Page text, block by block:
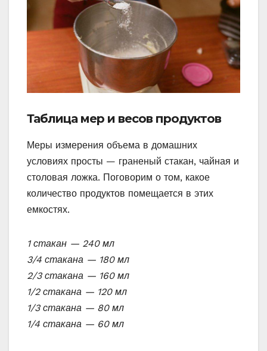
Таблица мер и весов продуктов
Меры измерения объема в домашних
условиях просты — граненый стакан, чайная и
столовая ложка. Поговорим о том, какое
количество продуктов помещается в этих
емкостях.
1 стакан — 240 мл
3/4 стакана — 180 мл
2/3 стакана — 160 мл
1/2 стакана — 120 мл
1/3 стакана — 80 мл
1/4 стакана — 60 мл